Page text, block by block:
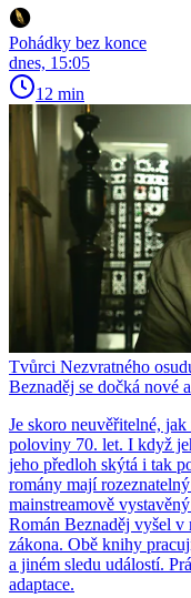
Pohádky bez konce
dnes, 15:05
12 min
Tvůrci Nezvratného
Beznaděj se dočká nové
Je skoro neuvěřitelné,
poloviny 70. let. I když
jeho předloh skýtá i tak
romány mají
mainstreamově
Román Beznaděj vyšel v
zákona. Obě knihy
a jiném sledu událostí.
adaptace.